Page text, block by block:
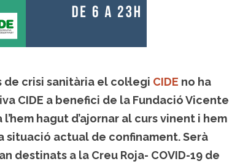
crisi sanitària el col·legi CIDE no ha
CIDE a benefici de la Fundació Vicente
hagut d’ajornar al curs vinent i hem
situació actual de confinament. Serà
destinats a la Creu Roja- COVID-19 de